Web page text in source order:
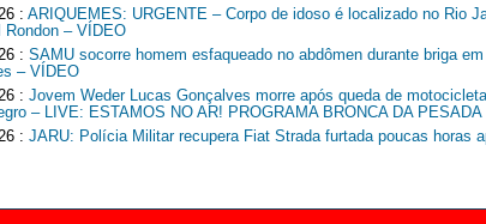
: ARIQUEMES: URGENTE – Corpo de idoso é localizado no Rio
Rondon – VÍDEO
: SAMU socorre homem esfaqueado no abdômen durante briga
– VÍDEO
: Jovem Weder Lucas Gonçalves morre após queda de
– LIVE: ESTAMOS NO AR! PROGRAMA BRONCA DA PESADA
: JARU: Polícia Militar recupera Fiat Strada furtada poucas horas